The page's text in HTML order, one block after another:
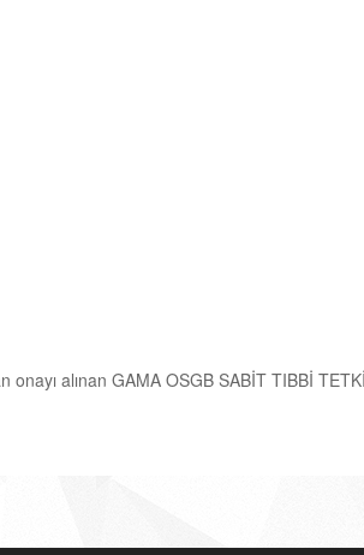
onayı alınan GAMA OSGB SABİT TIBBİ